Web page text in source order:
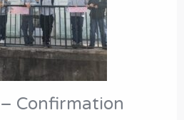
Confirmation